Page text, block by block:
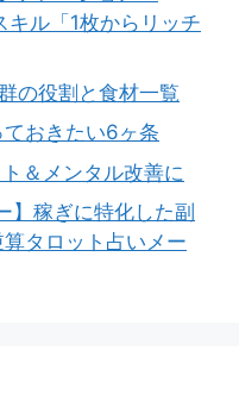
ル「1枚からリッチ
の役割と食材一覧
おきたい6ヶ条
＆メンタル改善に
】稼ぎに特化した副
タロット占いメー